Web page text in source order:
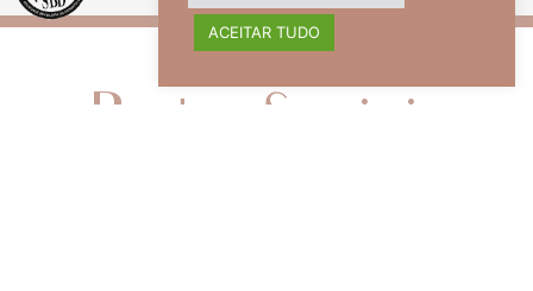
Redes Sociais
ACEITAR TUDO